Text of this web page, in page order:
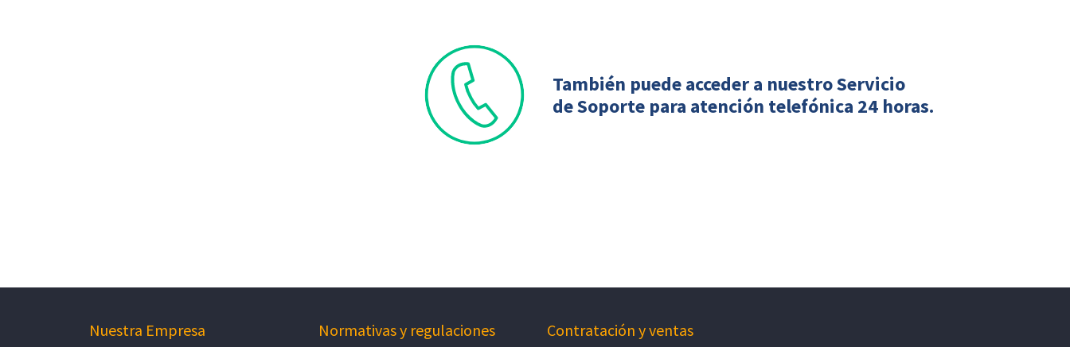
También puede acceder a nuestro Servicio
de Soporte para atención telefónica 24 horas.
Nuestra Empresa Normativas y regulaciones Contratación y ventas